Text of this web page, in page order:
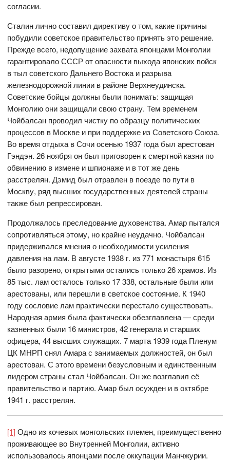
согласии.
Сталин лично составил директиву о том, какие причины
побудили советское правительство принять это решение.
Прежде всего, недопущение захвата японцами Монголии
гарантировало СССР от опасности выхода японских войск
в тыл советского Дальнего Востока и разрыва
железнодорожной линии в районе Верхнеудинска.
Советские бойцы должны были понимать: защищая
Монголию они защищали свою страну. Тем временем
Чойбалсан проводил чистку по образцу политических
процессов в Москве и при поддержке из Советского Союза.
Во время отдыха в Сочи осенью 1937 года был арестован
Гэндэн. 26 ноября он был приговорен к смертной казни по
обвинению в измене и шпионаже и в тот же день
расстрелян. Дэмид был отравлен в поезде по пути в
Москву, ряд высших государственных деятелей страны
также был репрессирован.
Продолжалось преследование духовенства. Амар пытался
сопротивляться этому, но крайне неудачно. Чойбалсан
придерживался мнения о необходимости усиления
давления на лам. В августе 1938 г. из 771 монастыря 615
было разорено, открытыми остались только 26 храмов. Из
85 тыс. лам осталось только 17 338, остальные были или
арестованы, или перешли в светское состояние. К 1940
году сословие лам практически перестало существовать.
Народная армия была фактически обезглавлена — среди
казненных были 16 министров, 42 генерала и старших
офицера, 44 высших служащих. 7 марта 1939 года Пленум
ЦК МНРП снял Амара с занимаемых должностей, он был
арестован. С этого времени безусловным и единственным
лидером страны стал Чойбалсан. Он же возглавил её
правительство и партию. Амар был осужден и в октябре
1941 г. расстрелян.
[1] Одно из кочевых монгольских племен, преимущественно
проживающее во Внутренней Монголии, активно
использовалось японцами после оккупации Манчжурии.